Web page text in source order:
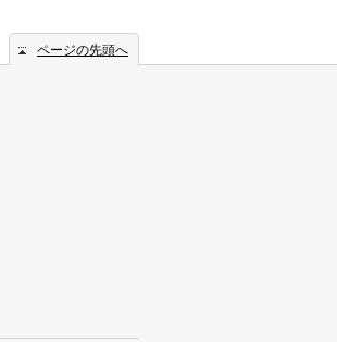
ページの先頭へ